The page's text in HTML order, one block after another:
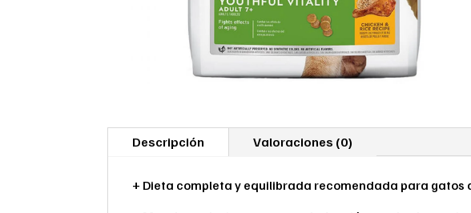
Descripción Valoraciones (0)
+ Dieta completa y equilibrada recomendada para gatos